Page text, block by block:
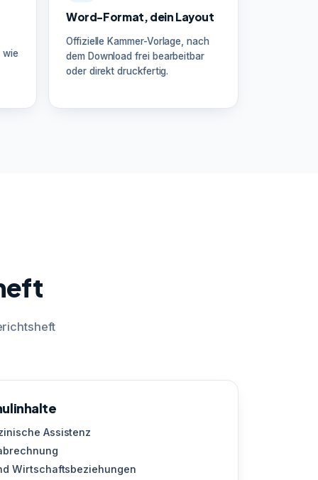
wie
Word-Format, dein Layout
Offizielle Kammer-Vorlage, nach
dem Download frei bearbeitbar
oder direkt druckfertig.
Assistenz
Wirtschaftsbeziehungen